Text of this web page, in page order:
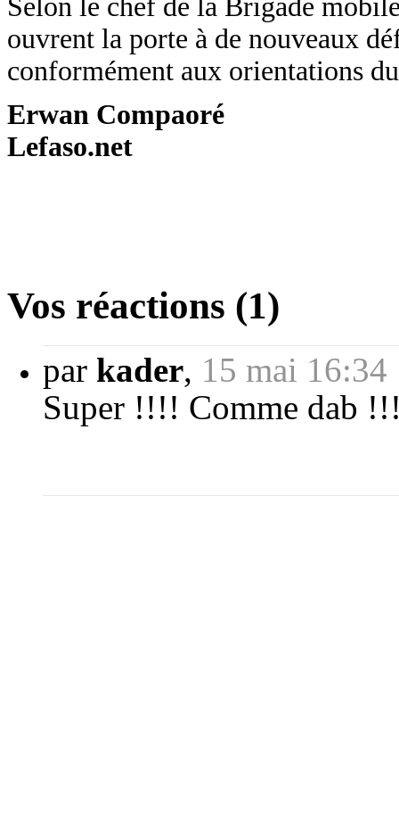
Selon le chef de la Brigade
ouvrent la porte à de nouveaux
conformément aux orientations
Erwan Compaoré
Lefaso.net
Vos réactions (1)
par kader, 15 mai 16:34
Super !!!! Comme dab